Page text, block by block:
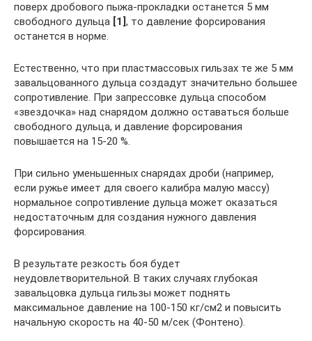
поверх дробового пыжа-прокладки останется 5 мм
свободного дульца [1], то давление форсирования
останется в норме.
Естественно, что при пластмассовых гильзах те же 5 мм
завальцованного дульца создадут значительно большее
сопротивление. При запрессовке дульца способом
«звездочка» над снарядом должно оставаться больше
свободного дульца, и давление форсирования
повышается на 15-20 %.
При сильно уменьшенных снарядах дроби (например,
если ружье имеет для своего калибра малую массу)
нормальное сопротивление дульца может оказаться
недостаточным для создания нужного давления
форсирования.
В результате резкость боя будет
неудовлетворительной. В таких случаях глубокая
завальцовка дульца гильзы может поднять
максимальное давление на 100-150 кг/см2 и повысить
начальную скорость на 40-50 м/сек (Фонтено).